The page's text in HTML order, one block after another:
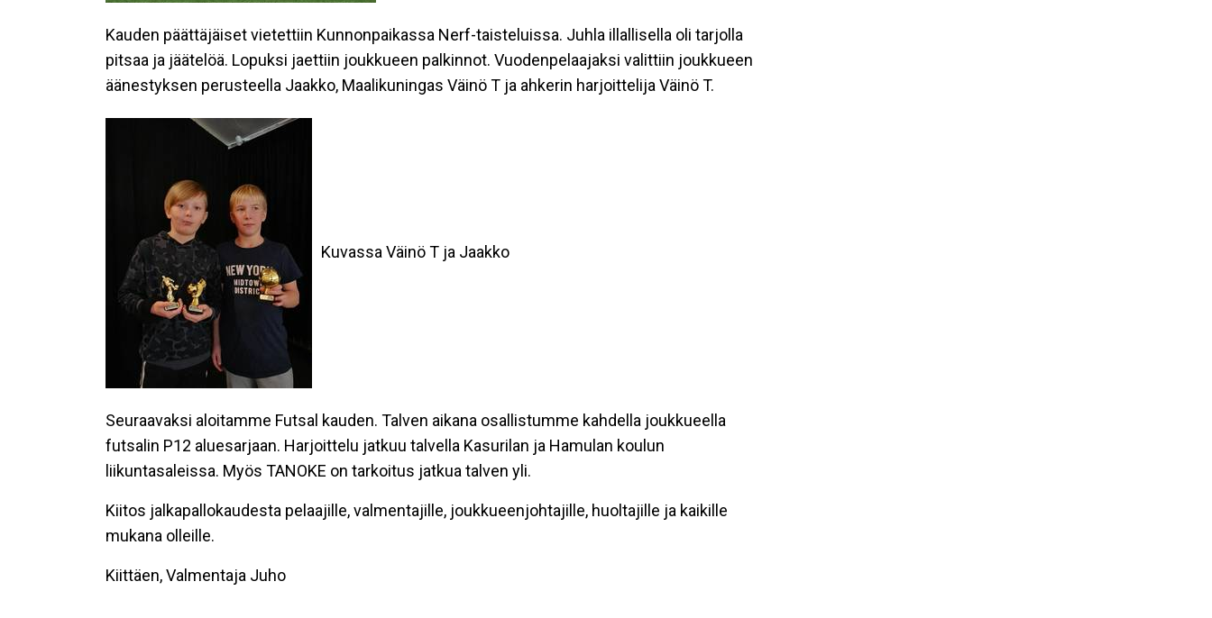
Kauden päättäjäiset vietettiin Kunnonpaikassa Nerf-taisteluissa. Juhla illallisella oli tarjolla
pitsaa ja jäätelöä. Lopuksi jaettiin joukkueen palkinnot. Vuodenpelaajaksi valittiin joukkueen
äänestyksen perusteella Jaakko, Maalikuningas Väinö T ja ahkerin harjoittelija Väinö T.
Kuvassa Väinö T ja Jaakko
Seuraavaksi aloitamme Futsal kauden. Talven aikana osallistumme kahdella joukkueella
futsalin P12 aluesarjaan. Harjoittelu jatkuu talvella Kasurilan ja Hamulan koulun
liikuntasaleissa. Myös TANOKE on tarkoitus jatkua talven yli.
Kiitos jalkapallokaudesta pelaajille, valmentajille, joukkueenjohtajille, huoltajille ja kaikille
mukana olleille.
Kiittäen, Valmentaja Juho